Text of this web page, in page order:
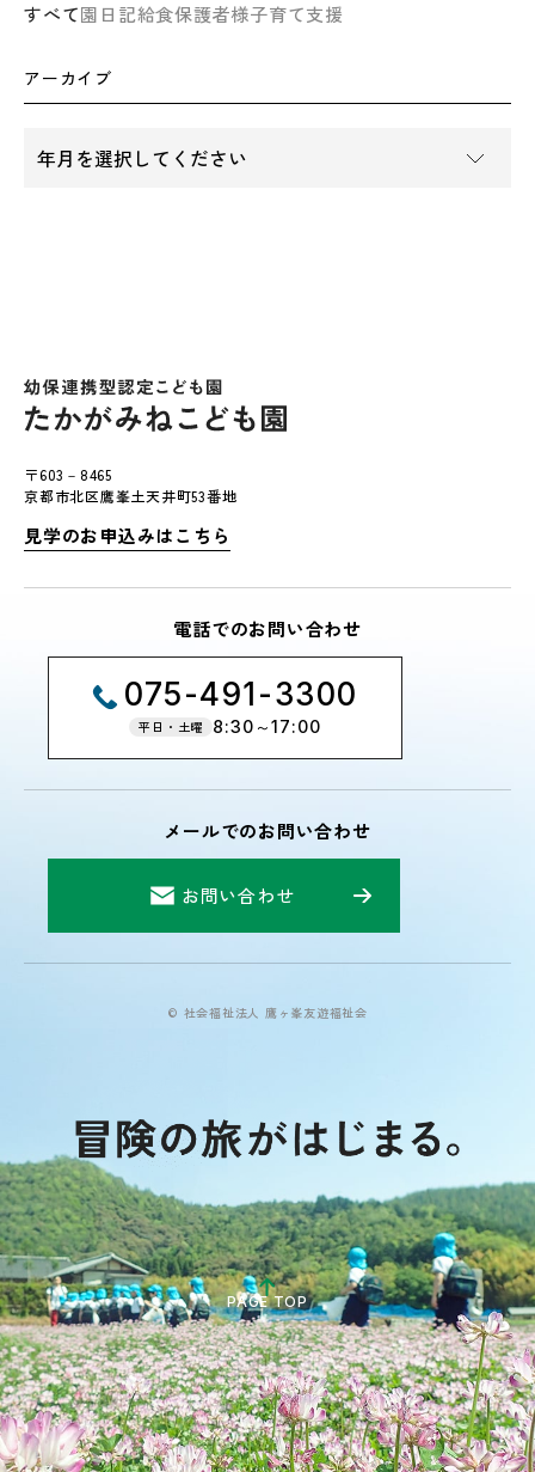
すべて園日記給食保護者様子育て支援
アーカイブ
〒603－8465
京都市北区鷹峯土天井町53番地
見学のお申込みはこちら
電話でのお問い合わせ
075-491-3300
平日・土曜 8:30～17:00
メールでのお問い合わせ
お問い合わせ
© 社会福祉法人 鷹ヶ峯友遊福祉会
PAGE TOP